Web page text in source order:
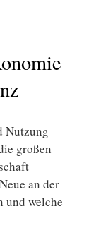
Nutzung
großen
an der
und welche